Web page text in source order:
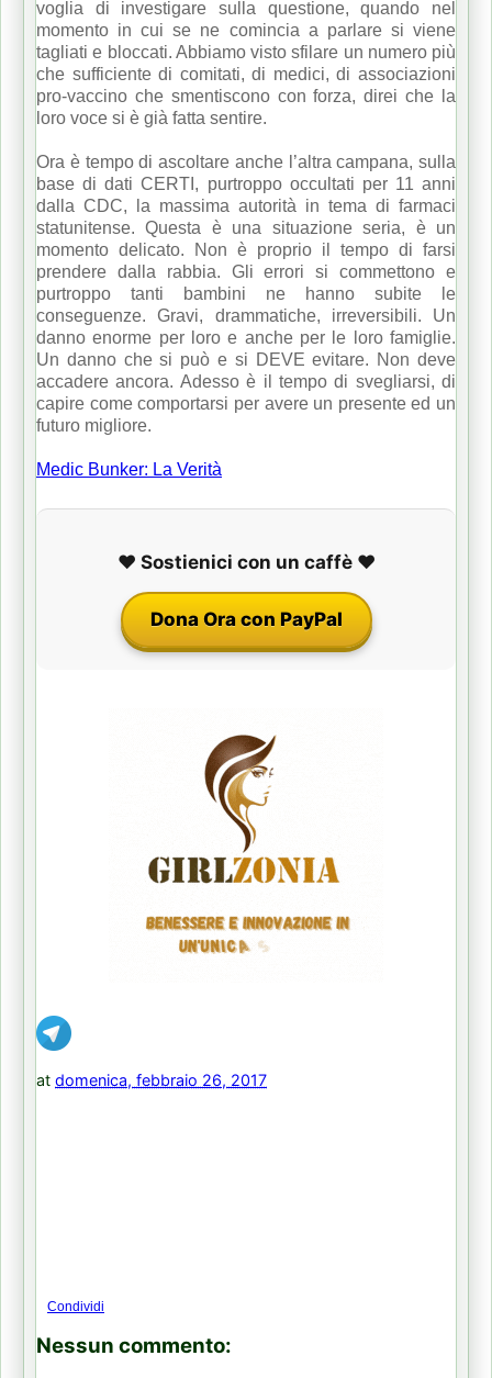
voglia di investigare sulla questione, quando nel
momento in cui se ne comincia a parlare si viene
tagliati e bloccati. Abbiamo visto sfilare un numero più
che sufficiente di comitati, di medici, di associazioni
pro-vaccino che smentiscono con forza, direi che la
loro voce si è già fatta sentire.
Ora è tempo di ascoltare anche l’altra campana, sulla
base di dati CERTI, purtroppo occultati per 11 anni
dalla CDC, la massima autorità in tema di farmaci
statunitense. Questa è una situazione seria, è un
momento delicato. Non è proprio il tempo di farsi
prendere dalla rabbia. Gli errori si commettono e
purtroppo tanti bambini ne hanno subite le
conseguenze. Gravi, drammatiche, irreversibili. Un
danno enorme per loro e anche per le loro famiglie.
Un danno che si può e si DEVE evitare. Non deve
accadere ancora. Adesso è il tempo di svegliarsi, di
capire come comportarsi per avere un presente ed un
futuro migliore.
Medic Bunker: La Verità
❤️ Sostienici con un caffè ❤️
Dona Ora con PayPal
at domenica, febbraio 26, 2017
Condividi
Nessun commento: